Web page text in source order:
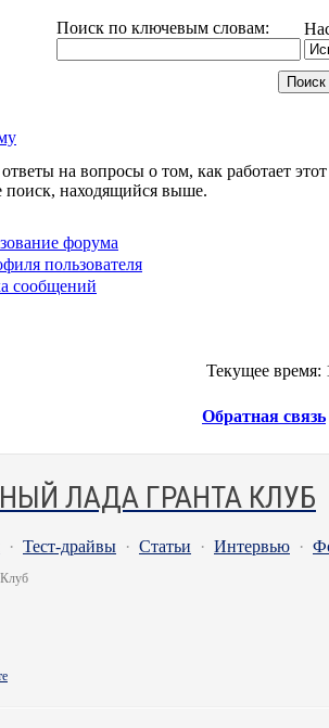
Поиск по ключевым словам:
ответы на вопросы о том, как работает
поиск, находящийся выше.
форума
пользователя
сообщений
Текущее время:
Обратная связь
ЛАДА ГРАНТА КЛУБ
· Тест-драйвы · Статьи · Интервью ·